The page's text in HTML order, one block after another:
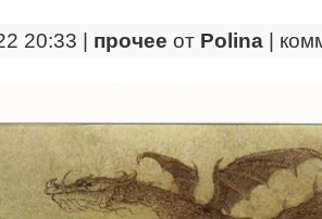
20:33 | прочее от Polina